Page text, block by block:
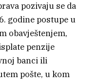
pozivaju se da
godine postupe u
obavještenjem,
penzije
banci ili
pošte, u kom